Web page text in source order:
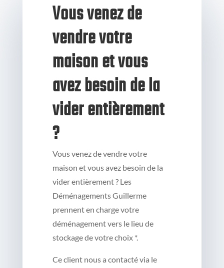
Vous venez de
vendre votre
maison et vous
avez besoin de la
vider entièrement
?
Vous venez de vendre votre
maison et vous avez besoin de la
vider entièrement ? Les
Déménagements Guillerme
prennent en charge votre
déménagement vers le lieu de
stockage de votre choix *.
Ce client nous a contacté via le